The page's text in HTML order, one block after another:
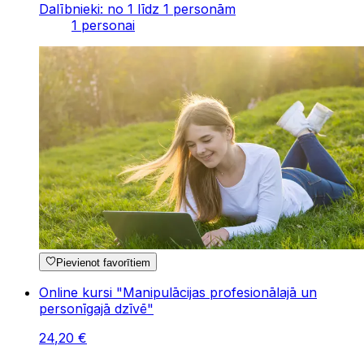
Dalībnieki: no 1 līdz 1 personām
1 personai
Pievienot favorītiem
Online kursi "Manipulācijas profesionālajā un
personīgajā dzīvē"
24,20 €